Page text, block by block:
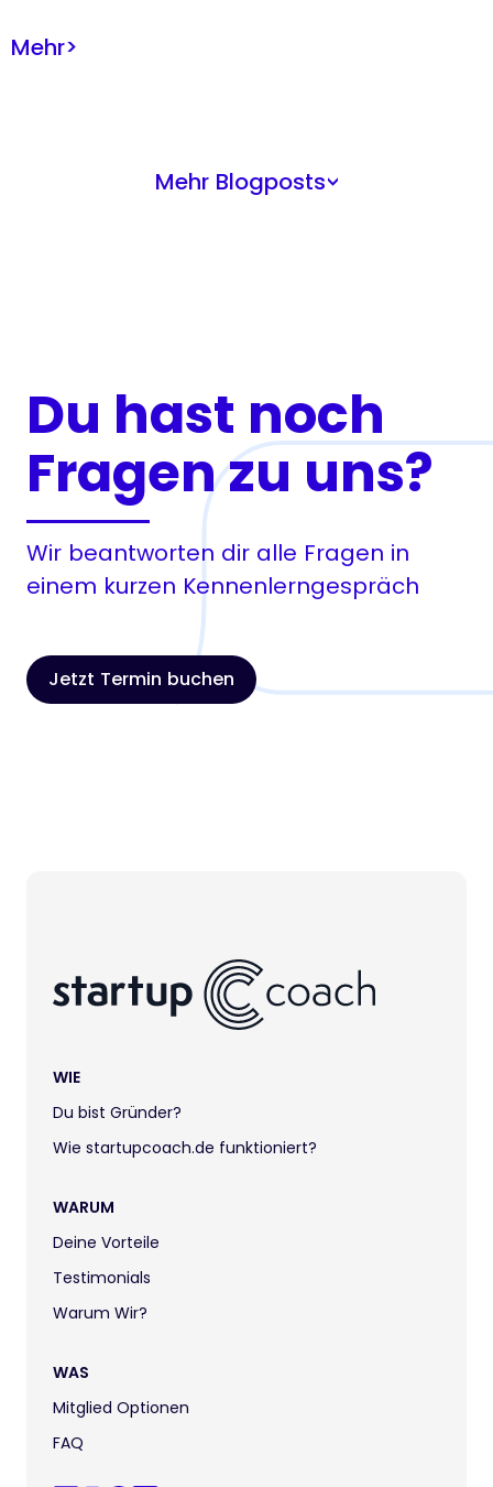
Mehr>
Mehr Blogposts>
Du hast noch
Fragen zu uns?
Wir beantworten dir alle Fragen in
einem kurzen Kennenlerngespräch
Jetzt Termin buchen
WIE
Du bist Gründer?
Wie startupcoach.de funktioniert?
WARUM
Deine Vorteile
Testimonials
Warum Wir?
WAS
Mitglied Optionen
FAQ